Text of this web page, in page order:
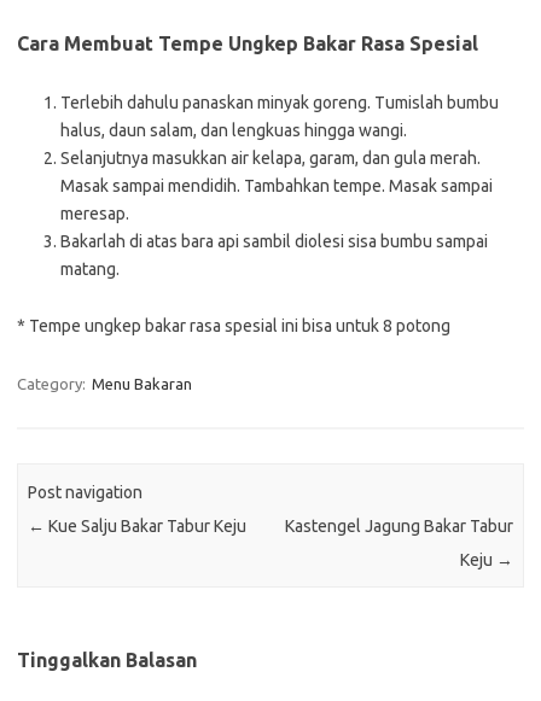
Cara Membuat Tempe Ungkep Bakar Rasa Spesial
Terlebih dahulu panaskan minyak goreng. Tumislah bumbu
halus, daun salam, dan lengkuas hingga wangi.
Selanjutnya masukkan air kelapa, garam, dan gula merah.
Masak sampai mendidih. Tambahkan tempe. Masak sampai
meresap.
Bakarlah di atas bara api sambil diolesi sisa bumbu sampai
matang.
* Tempe ungkep bakar rasa spesial ini bisa untuk 8 potong
Category: Menu Bakaran
Post navigation
← Kue Salju Bakar Tabur Keju
Kastengel Jagung Bakar Tabur
Keju →
Tinggalkan Balasan